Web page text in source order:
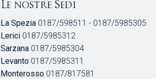
Le nostre Sedi
La Spezia0187/598511 - 0187/5985305
Lerici0187/5985312
Sarzana0187/5985304
Levanto0187/5985311
Monterosso0187/817581